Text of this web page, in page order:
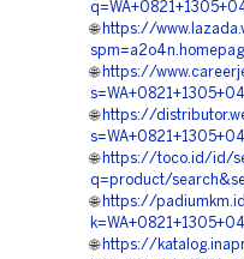
🌐 https://
🌐 https://
🌐 https://
🌐 https://toco.id/id/
q=product/
🌐 https://
🌐 https://